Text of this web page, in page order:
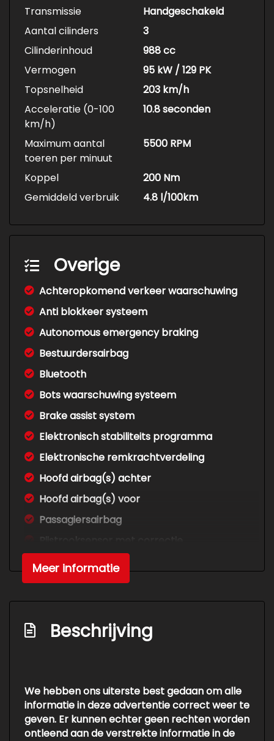
Transmissie
Handgeschakeld
Aantal cilinders
3
Cilinderinhoud
988 cc
Vermogen
95 kW / 129 PK
Topsnelheid
203 km/h
Acceleratie (0-100
km/h)
10.8 seconden
Maximum aantal
toeren per minuut
5500 RPM
Koppel
200 Nm
Gemiddeld verbruik
4.8 l/100km
Overige
Achteropkomend verkeer waarschuwing
Anti blokkeer systeem
Autonomous emergency braking
Bestuurdersairbag
Bluetooth
Bots waarschuwing systeem
Brake assist system
Elektronisch stabiliteits programma
Elektronische remkrachtverdeling
Hoofd airbag(s) achter
Hoofd airbag(s) voor
Passagiersairbag
Variabele stuuroverbrenging
Zij airbag(s) voor
Interieur
Achterbank in delen neerklapbaar
Bagagedek
Bestuurdersstoel in hoogte verstelbaar
Meer informatie
Beschrijving
We hebben ons uiterste best gedaan om alle
informatie in deze advertentie correct weer te
geven. Er kunnen echter geen rechten worden
ontleend aan de verstrekte informatie in de